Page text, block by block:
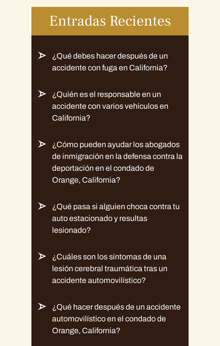
Entradas Recientes
¿Qué debes hacer después de un
accidente con fuga en California?
¿Quién es el responsable en un
accidente con varios vehículos en
California?
¿Cómo pueden ayudar los abogados
de inmigración en la defensa contra la
deportación en el condado de
Orange, California?
¿Qué pasa si alguien choca contra tu
auto estacionado y resultas
lesionado?
¿Cuáles son los síntomas de una
lesión cerebral traumática tras un
accidente automovilístico?
¿Qué hacer después de un accidente
automovilístico en el condado de
Orange, California?